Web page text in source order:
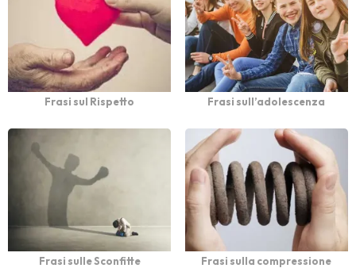
Frasi sul Rispetto Frasi sull’adolescenza
Frasi sulle Sconfitte Frasi sulla compressione